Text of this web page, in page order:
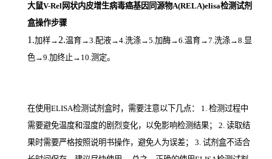
大鼠V-Rel网状内皮增生病毒癌基因同源物A(RELA)elisa检测试剂
盒操作步骤
1.加样→ 2.温育→3.配液→4.洗涤→5.加酶→6.温育→7.洗涤→8.显
色→9.加终止→10.测定。
在使用ELISA检测试剂盒时，需要注意以下几点： 1. 检测过程中
需要避免温度和湿度的剧烈变化，以免影响检测结果； 2. 读取结
果时需要严格按照说明书操作，避免人为误差； 3. 试剂盒不适合